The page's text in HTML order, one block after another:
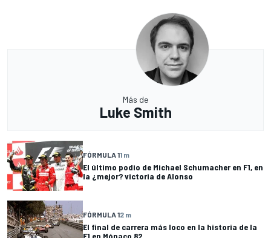
Más de
Luke Smith
FÓRMULA 11 m
El último podio de Michael Schumacher en F1, en
la ¿mejor? victoria de Alonso
FÓRMULA 12 m
El final de carrera más loco en la historia de la